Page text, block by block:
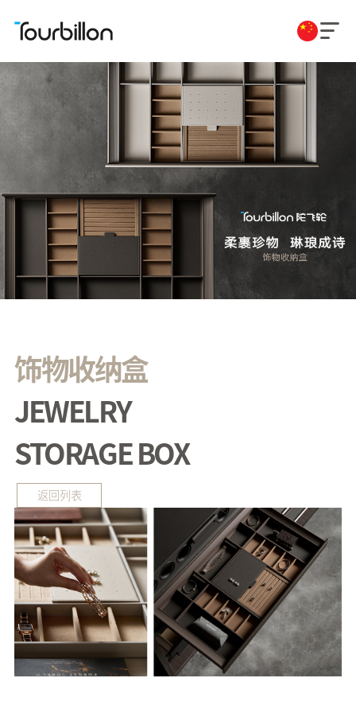
饰物收纳盒
JEWELRY
STORAGE BOX
返回列表